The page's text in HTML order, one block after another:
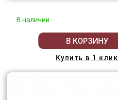
В наличии
В КОРЗИНУ
Купить в 1 клик